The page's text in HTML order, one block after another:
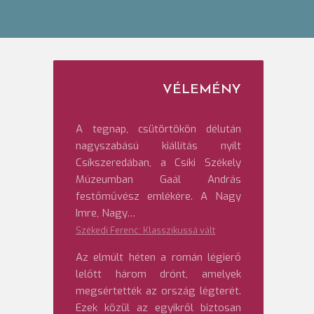
VÉLEMÉNY
A tegnap, csütörtökön délután
nagyszabású kiállítás nyílt
Csíkszeredában, a Csíki Székely
Múzeumban Gaál András
festőművész emlékére. A Nagy
Imre, Nagy…
Székedi Ferenc: Klasszikussá vált
Az elmúlt héten a román légierő
lelőtt három drónt, amelyek
megsértették az ország légterét.
Ezek közül az egyikről biztosan